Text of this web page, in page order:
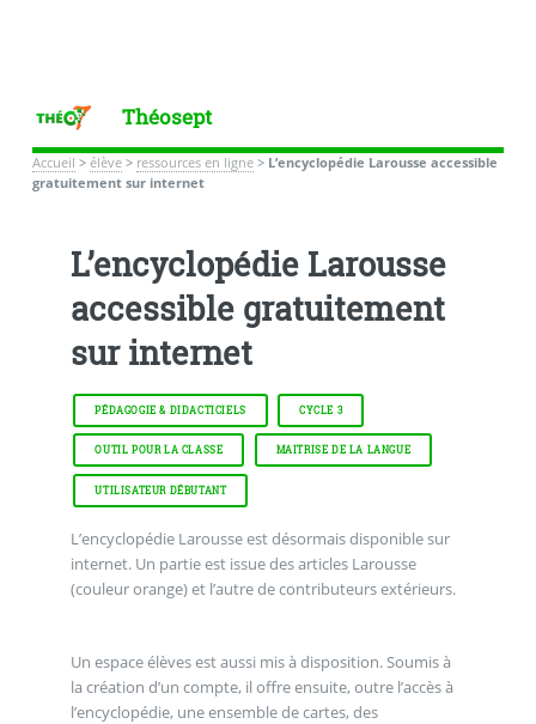
Théosept
Accueil > élève> ressources en ligne> L’encyclopédie Larousse accessible
gratuitement sur internet
L’encyclopédie Larousse
accessible gratuitement
sur internet
PÉDAGOGIE & DIDACTICIELS CYCLE 3
OUTIL POUR LA CLASSE MAITRISE DE LA LANGUE
UTILISATEUR DÉBUTANT
L’encyclopédie Larousse est désormais disponible sur
internet. Un partie est issue des articles Larousse
(couleur orange) et l’autre de contributeurs extérieurs.
Un espace élèves est aussi mis à disposition. Soumis à
la création d’un compte, il offre ensuite, outre l’accès à
l’encyclopédie, une ensemble de cartes, des